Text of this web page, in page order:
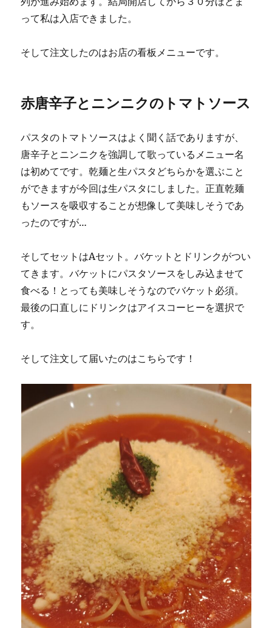
って私は入店できました。
そして注文したのはお店の看板メニューです。
赤唐辛子とニンニクのトマトソース
パスタのトマトソースはよく聞く話でありますが、
唐辛子とニンニクを強調して歌っているメニュー名
は初めてです。乾麺と生パスタどちらかを選ぶこと
ができますが今回は生パスタにしました。正直乾麺
もソースを吸収することが想像して美味しそうであ
ったのですが…
そしてセットはAセット。バケットとドリンクがつい
てきます。バケットにパスタソースをしみ込ませて
食べる！とっても美味しそうなのでバケット必須。
最後の口直しにドリンクはアイスコーヒーを選択で
す。
そして注文して届いたのはこちらです！